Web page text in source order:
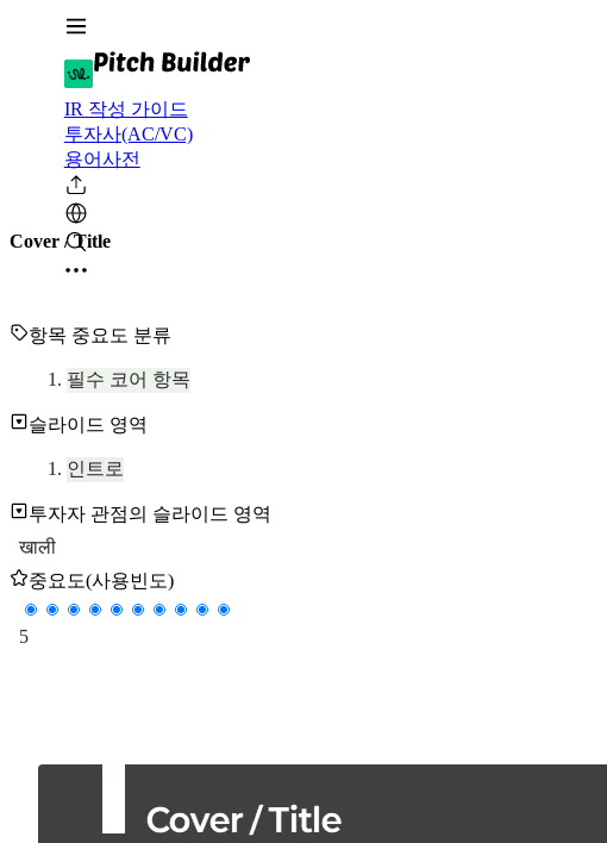
IR 작성 가이드
투자사(AC/VC)
용어사전
Cover / Title
항목 중요도 분류
필수 코어 항목
슬라이드 영역
인트로
투자자 관점의 슬라이드 영역
खाली
중요도(사용빈도)
5